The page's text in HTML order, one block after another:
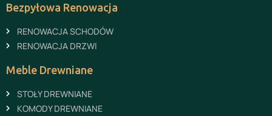
Bezpyłowa Renowacja
RENOWACJA SCHODÓW
RENOWACJA DRZWI
Meble Drewniane
STOŁY DREWNIANE
KOMODY DREWNIANE